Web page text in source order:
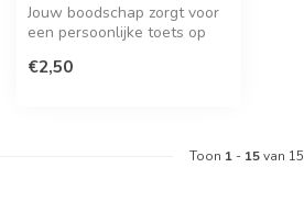
Jouw boodschap zorgt voor
een persoonlijke toets op
p...
€2,50
Toon 1 - 15van 15